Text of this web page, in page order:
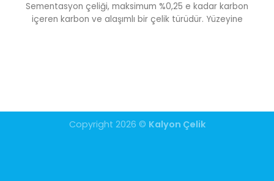
Sementasyon çeliği, maksimum %0,25 e kadar karbon
içeren karbon ve alaşımlı bir çelik türüdür. Yüzeyine
Copyright 2026 © Kalyon Çelik